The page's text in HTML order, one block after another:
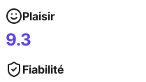
Plaisir
9.3
Fiabilité